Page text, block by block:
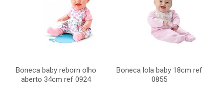
Boneca baby reborn olho
aberto 34cm ref 0924
Boneca lola baby 18cm ref
0855